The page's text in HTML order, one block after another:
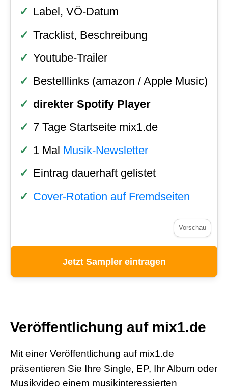
Vorschau
Label, VÖ-Datum
Tracklist, Beschreibung
Youtube-Trailer
Bestelllinks (amazon / Apple Music)
direkter Spotify Player
7 Tage Startseite mix1.de
1 Mal Musik-Newsletter
Eintrag dauerhaft gelistet
Cover-Rotation auf Fremdseiten
Jetzt Sampler eintragen
Veröffentlichung auf mix1.de
Mit einer Veröffentlichung auf mix1.de
präsentieren Sie Ihre Single, EP, Ihr Album oder
Musikvideo einem musikinteressierten